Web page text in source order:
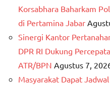
Korsabhara Baharkam
di Pertamina Jabar
Sinergi Kantor
DPR RI Dukung
ATR/BPN Agustus 7,
Masyarakat Dapat